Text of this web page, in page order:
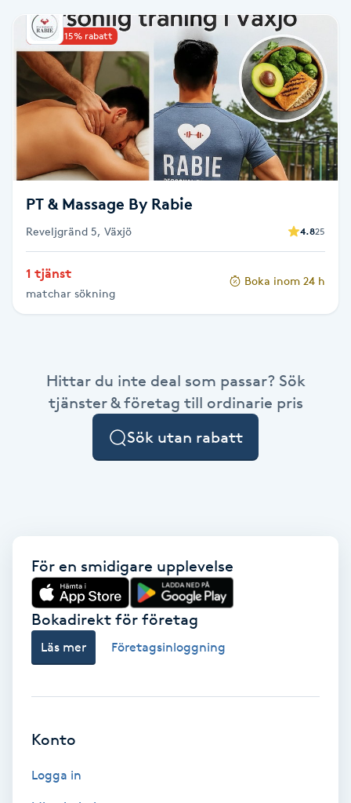
Babylights
Balayage
Bambumassage
Barber
Barnklippning
BIAB
Blowout
Brynformning
Celluliter
Coachning
Color correction
Damklippning
Upp till 15% rabatt
PT & Massage By Rabie
Reveljgränd 5, Växjö 4.825
1 tjänst
matchar sökning
Boka inom 24 h
Hittar du inte deal som passar? Sök
tjänster & företag till ordinarie pris
Sök utan rabatt
För en smidigare upplevelse
Bokadirekt för företag
Läs mer Företagsinloggning
Konto
Logga in